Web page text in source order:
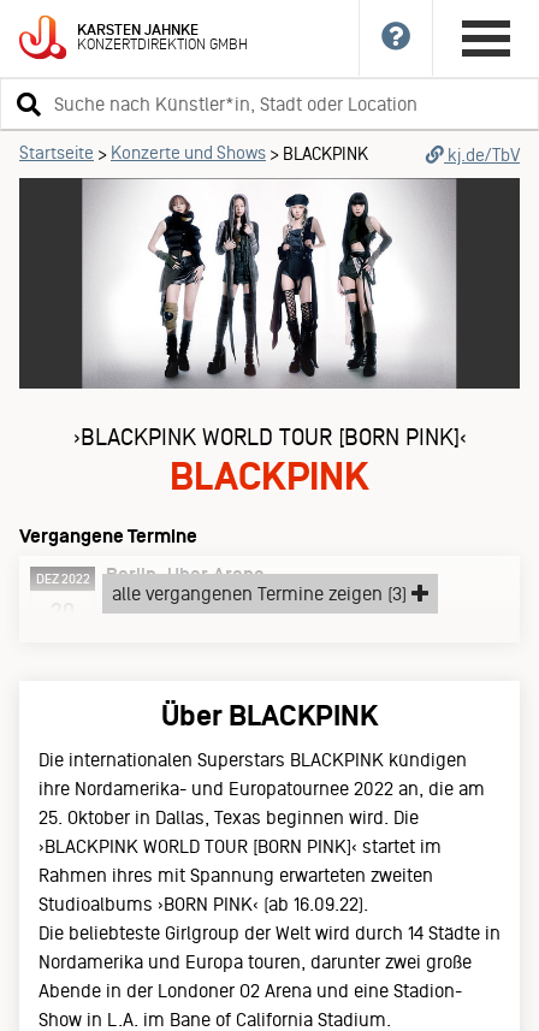
KARSTENJAHNKE
KONZERTDIREKTIONGMBH
Suchbegriff
eingeben
Startseite > Konzerte und Shows > BLACKPINK kj.de/TbV
›BLACKPINK WORLD TOUR [BORN PINK]‹
BLACKPINK
Vergangene Termine
DEZ 2022 Berlin Uber Arena
Dienstag, 20.12.22
alle vergangenen Termine zeigen (3)
Über BLACKPINK
Die internationalen Superstars BLACKPINK kündigen
ihre Nordamerika- und Europatournee 2022 an, die am
25. Oktober in Dallas, Texas beginnen wird. Die
›BLACKPINK WORLD TOUR [BORN PINK]‹ startet im
Rahmen ihres mit Spannung erwarteten zweiten
Studioalbums ›BORN PINK‹ (ab 16.09.22).
Die beliebteste Girlgroup der Welt wird durch 14 Städte in
Nordamerika und Europa touren, darunter zwei große
Abende in der Londoner O2 Arena und eine Stadion-
Show in L.A. im Bane of California Stadium.